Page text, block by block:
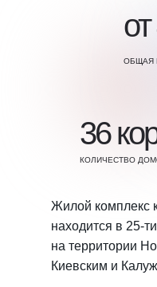
Жилой комплекс
находится в 25-
на территории
Киевским и
36
КОЛИЧЕСТВО
ОБЩАЯ